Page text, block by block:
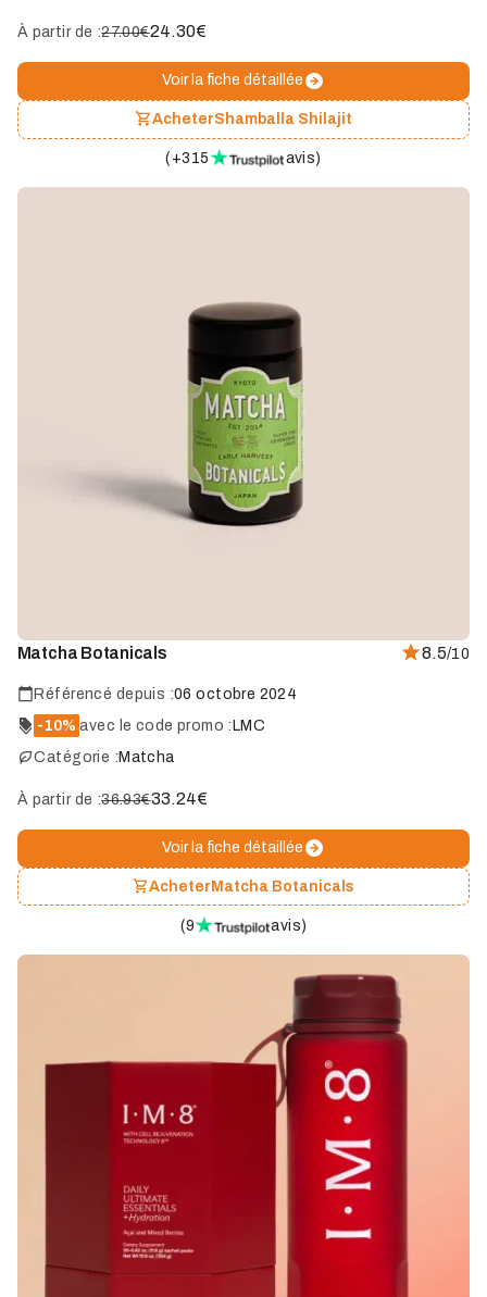
À partir de :27.00€24.30€
Voir la fiche détaillée
AcheterShamballa Shilajit
( +315 avis)
Matcha Botanicals 8.5/10
Référencé depuis :06 octobre 2024
-10% avec le code promo : LMC
Catégorie : Matcha
À partir de :36.93€33.24€
Voir la fiche détaillée
Acheter Matcha Botanicals
(9 avis)